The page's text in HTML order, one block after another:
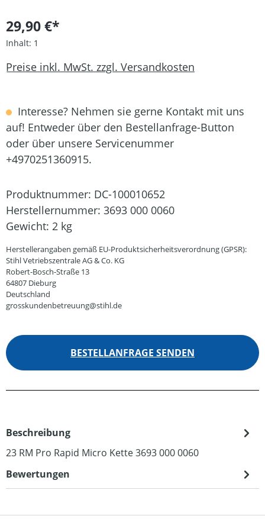
29,90 €*
Inhalt: 1
Preise inkl. MwSt. zzgl. Versandkosten
Interesse? Nehmen sie gerne Kontakt mit uns
auf! Entweder über den Bestellanfrage-Button
oder über unsere Servicenummer
+4970251360915.
Produktnummer: DC-100010652
Herstellernummer: 3693 000 0060
Gewicht: 2 kg
Herstellerangaben gemäß EU-Produktsicherheitsverordnung (GPSR):
Stihl Vetriebszentrale AG & Co. KG
Robert-Bosch-Straße 13
64807 Dieburg
Deutschland
grosskundenbetreuung@stihl.de
BESTELLANFRAGE SENDEN
Beschreibung
23 RM Pro Rapid Micro Kette 3693 000 0060
Bewertungen